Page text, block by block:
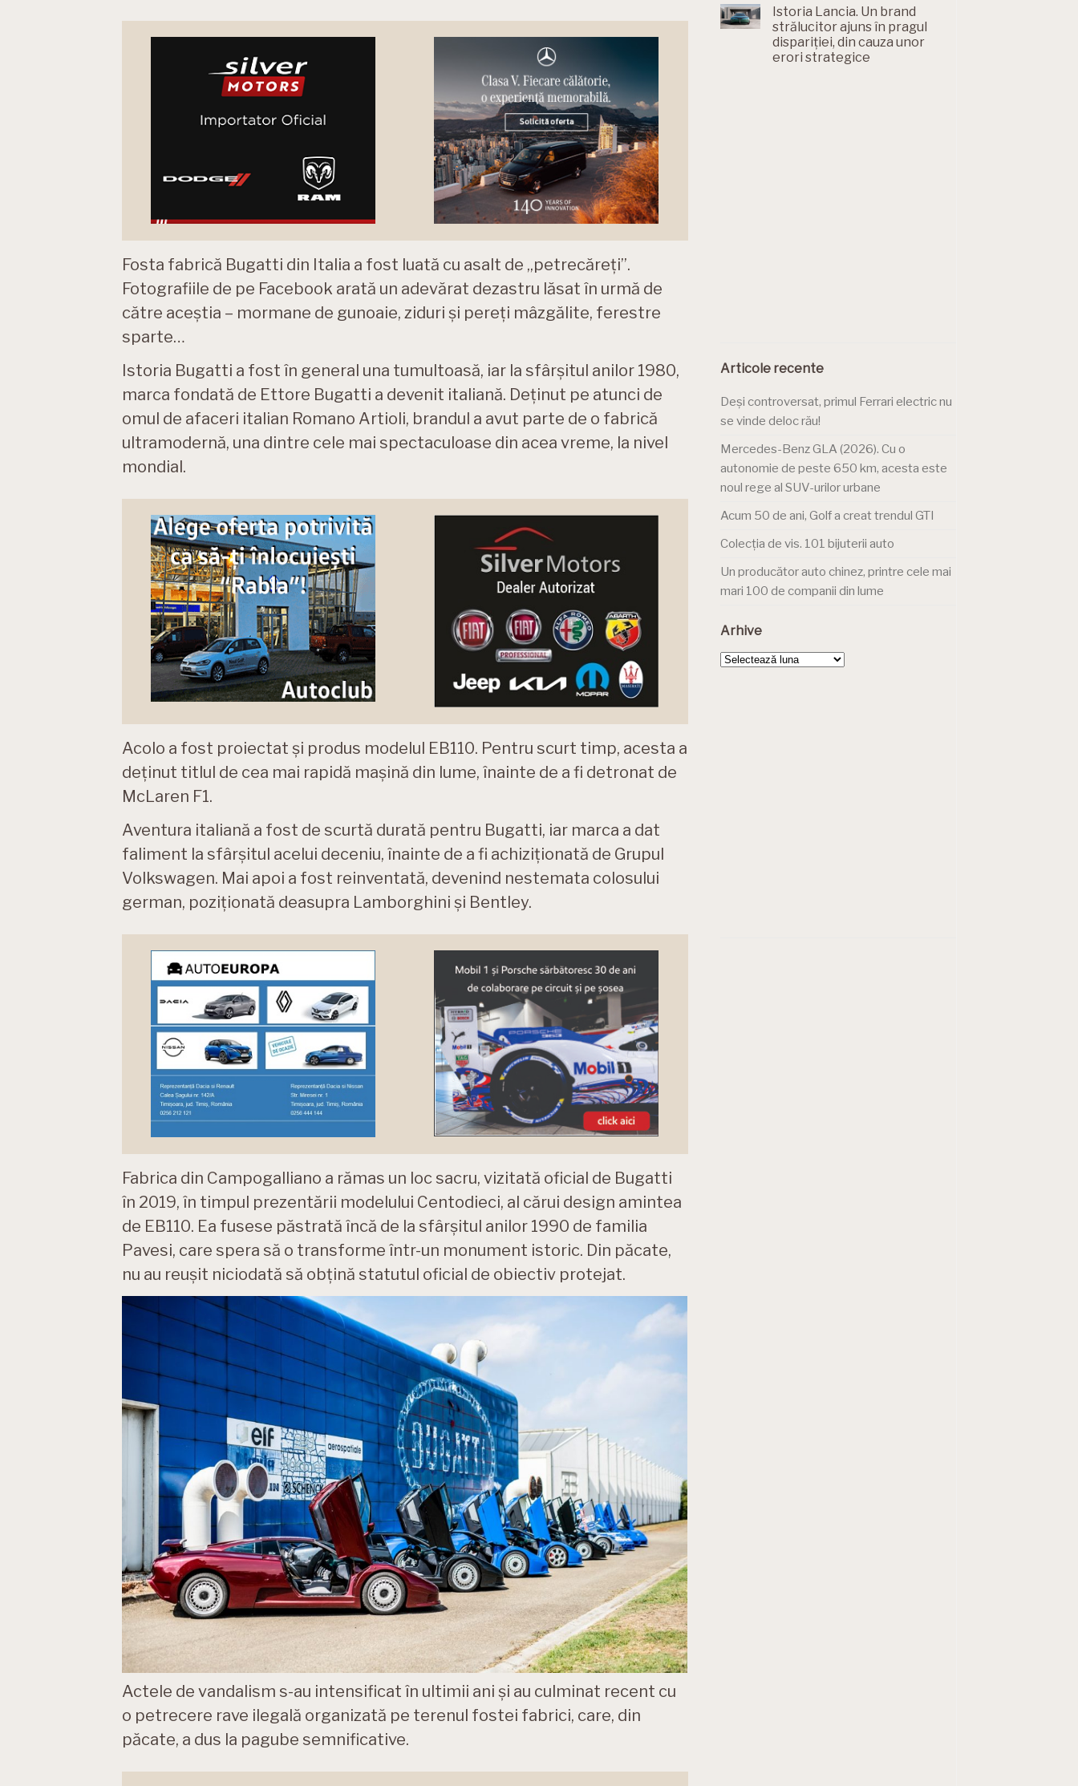
Fosta fabrică Bugatti din Italia a fost luată cu asalt de „petrecăreți”.
Fotografiile de pe Facebook arată un adevărat dezastru lăsat în urmă de
către aceștia – mormane de gunoaie, ziduri și pereți mâzgălite, ferestre
sparte…
Istoria Bugatti a fost în general una tumultoasă, iar la sfârșitul anilor 1980,
marca fondată de Ettore Bugatti a devenit italiană. Deținut pe atunci de
omul de afaceri italian Romano Artioli, brandul a avut parte de o fabrică
ultramodernă, una dintre cele mai spectaculoase din acea vreme, la nivel
mondial.
Acolo a fost proiectat și produs modelul EB110. Pentru scurt timp, acesta a
deținut titlul de cea mai rapidă mașină din lume, înainte de a fi detronat de
McLaren F1.
Aventura italiană a fost de scurtă durată pentru Bugatti, iar marca a dat
faliment la sfârșitul acelui deceniu, înainte de a fi achiziționată de Grupul
Volkswagen. Mai apoi a fost reinventată, devenind nestemata colosului
german, poziționată deasupra Lamborghini și Bentley.
Fabrica din Campogalliano a rămas un loc sacru, vizitată oficial de Bugatti
în 2019, în timpul prezentării modelului Centodieci, al cărui design amintea
de EB110. Ea fusese păstrată încă de la sfârșitul anilor 1990 de familia
Pavesi, care spera să o transforme într-un monument istoric. Din păcate,
nu au reușit niciodată să obțină statutul oficial de obiectiv protejat.
Actele de vandalism s-au intensificat în ultimii ani și au culminat recent cu
o petrecere rave ilegală organizată pe terenul fostei fabrici, care, din
păcate, a dus la pagube semnificative.
Istoria Lancia. Un brand
strălucitor ajuns în pragul
dispariției, din cauza unor
erori strategice
Articole recente
Deși controversat, primul Ferrari electric nu
se vinde deloc rău!
Mercedes-Benz GLA (2026). Cu o
autonomie de peste 650 km, acesta este
noul rege al SUV-urilor urbane
Acum 50 de ani, Golf a creat trendul GTI
Colecția de vis. 101 bijuterii auto
Un producător auto chinez, printre cele mai
mari 100 de companii din lume
Arhive
Arhive